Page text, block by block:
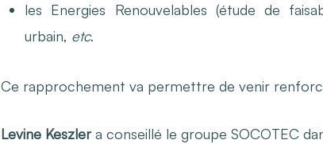
les Energies Renouvelables (étude de
urbain, etc.
Ce rapprochement va permettre de venir
Levine Keszler a conseillé le groupe SOCOTEC